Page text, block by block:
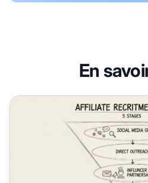
En
Comment trouver des affiliés